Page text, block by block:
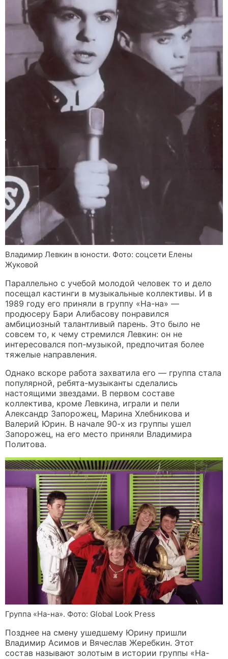
Владимир Левкин в юности. Фото: соцсети Елены
Жуковой
Параллельно с учебой молодой человек то и дело
посещал кастинги в музыкальные коллективы. И в
1989 году его приняли в группу «На-на» —
продюсеру Бари Алибасову понравился
амбициозный талантливый парень. Это было не
совсем то, к чему стремился Левкин: он не
интересовался поп-музыкой, предпочитая более
тяжелые направления.
Однако вскоре работа захватила его — группа стала
популярной, ребята-музыканты сделались
настоящими звездами. В первом составе
коллектива, кроме Левкина, играли и пели
Александр Запорожец, Марина Хлебникова и
Валерий Юрин. В начале 90-х из группы ушел
Запорожец, на его место приняли Владимира
Политова.
Группа «На-на». Фото: Global Look Press
Позднее на смену ушедшему Юрину пришли
Владимир Асимов и Вячеслав Жеребкин. Этот
состав называют золотым в истории группы «На-